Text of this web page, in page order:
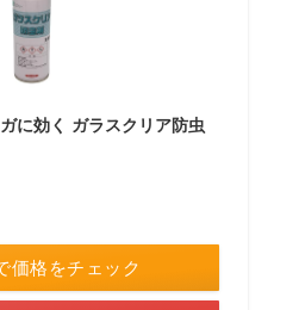
に効く ガラスクリア防虫
価格をチェック